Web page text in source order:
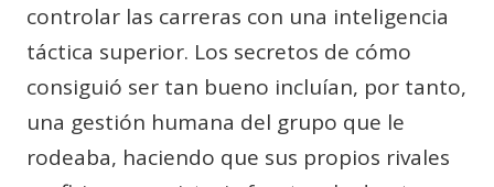
controlar las carreras con una inteligencia
táctica superior. Los secretos de cómo
consiguió ser tan bueno incluían, por tanto,
una gestión humana del grupo que le
rodeaba, haciendo que sus propios rivales